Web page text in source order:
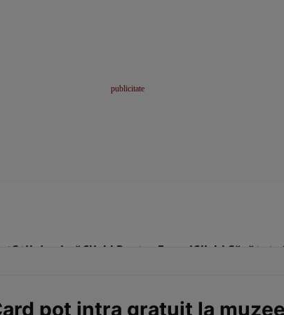
Stil de viațăClick! Pentru FemeiClick! Sănătate
pot intra gratuit la muzee